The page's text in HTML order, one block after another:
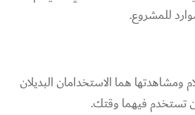
للمشروع.
ومشاهدتها هما الاستخدامان البديلان
تستخدم فيهما وقتك.